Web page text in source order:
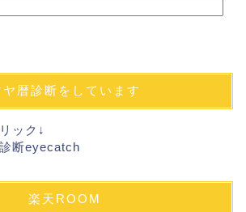
ヤ暦診断をしています
ック↓
楽天ROOM